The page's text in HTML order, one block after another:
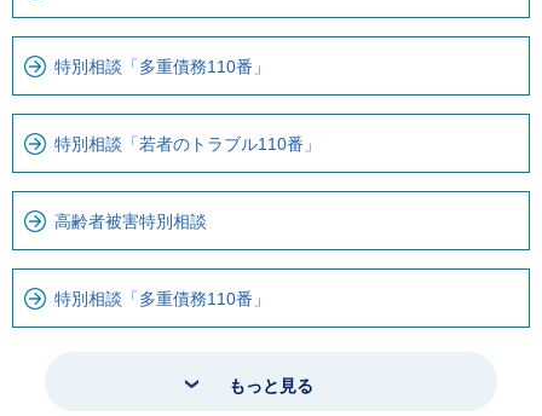
特別相談「多重債務110番」
特別相談「若者のトラブル110番」
高齢者被害特別相談
特別相談「多重債務110番」
もっと見る